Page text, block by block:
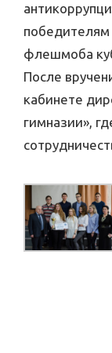
победителям
флешмоба
После
кабинете
гимназии»,